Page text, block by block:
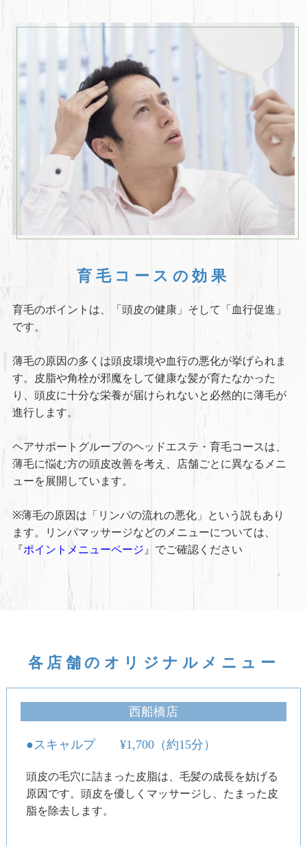
育毛コースの効果
育毛のポイントは、「頭皮の健康」そして「血行促進」
です。
薄毛の原因の多くは頭皮環境や血行の悪化が挙げられま
す。皮脂や角栓が邪魔をして健康な髪が育たなかった
り、頭皮に十分な栄養が届けられないと必然的に薄毛が
進行します。
ヘアサポートグループのヘッドエステ・育毛コースは、
薄毛に悩む方の頭皮改善を考え、店舗ごとに異なるメニ
ューを展開しています。
※薄毛の原因は「リンパの流れの悪化」という説もあり
ます。リンパマッサージなどのメニューについては、
『ポイントメニューページ 』でご確認ください
各店舗のオリジナルメニュー
西船橋店
●スキャルプ ¥1,700（約15分）
頭皮の毛穴に詰まった皮脂は、毛髪の成長を妨げる
原因です。頭皮を優しくマッサージし、たまった皮
脂を除去します。